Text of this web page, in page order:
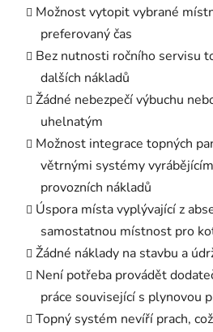
Možnost vytopit vybrané
preferovaný čas
Bez nutnosti ročního servisu
dalších nákladů
Žádné nebezpečí výbuchu
uhelnatým
Možnost integrace topných
větrnými systémy
provozních nákladů
Úspora místa vyplývající z
samostatnou místnost pro
Žádné náklady na stavbu a
Není potřeba provádět
práce související s plynovou
Topný systém nevíří prach,